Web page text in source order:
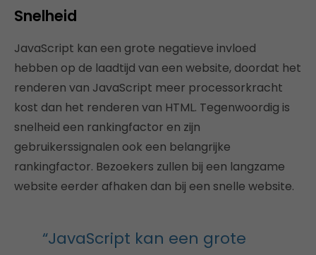
Snelheid
JavaScript kan een grote negatieve invloed
hebben op de laadtijd van een website, doordat het
renderen van JavaScript meer processorkracht
kost dan het renderen van HTML. Tegenwoordig is
snelheid een rankingfactor en zijn
gebruikerssignalen ook een belangrijke
rankingfactor. Bezoekers zullen bij een langzame
website eerder afhaken dan bij een snelle website.
“JavaScript kan een grote